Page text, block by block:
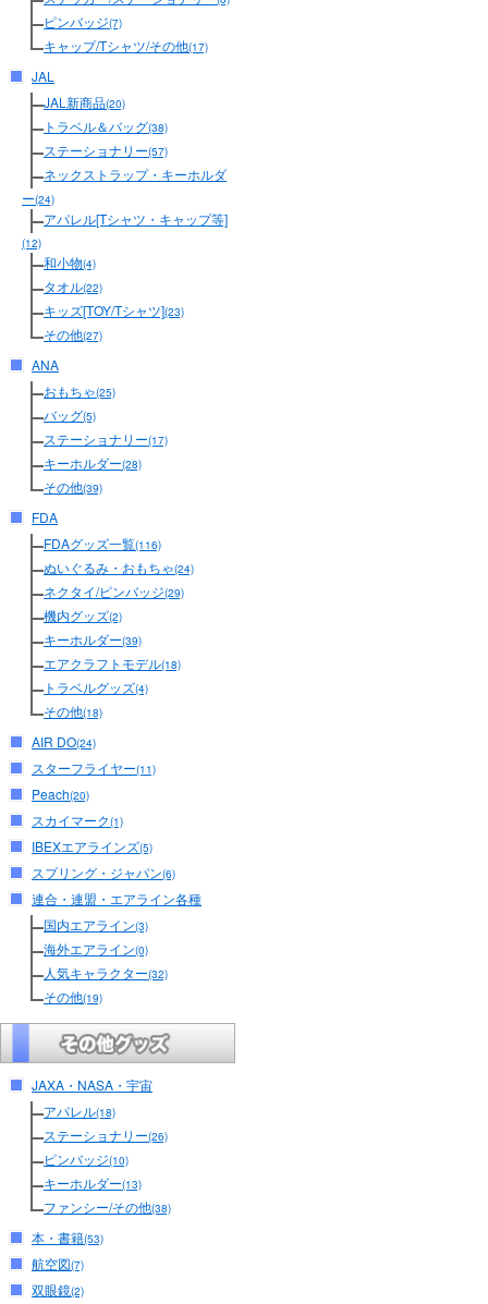
ピンバッジ(7)
キャップ/Tシャツ/その他(17)
JAL
JAL新商品(20)
トラベル＆バッグ(38)
ステーショナリー(57)
ネックストラップ・キーホルダ
ー(24)
アパレル[Tシャツ・キャップ等]
(12)
和小物(4)
タオル(22)
キッズ[TOY/Tシャツ](23)
その他(27)
ANA
おもちゃ(25)
バッグ(5)
ステーショナリー(17)
キーホルダー(28)
その他(39)
FDA
FDAグッズ一覧(116)
ぬいぐるみ・おもちゃ(24)
ネクタイ/ピンバッジ(29)
機内グッズ(2)
キーホルダー(39)
エアクラフトモデル(18)
トラベルグッズ(4)
その他(18)
AIR DO(24)
スターフライヤー(11)
Peach(20)
スカイマーク(1)
IBEXエアラインズ(5)
スプリング・ジャパン(6)
連合・連盟・エアライン各種
国内エアライン(3)
海外エアライン(0)
人気キャラクター(32)
その他(19)
JAXA・NASA・宇宙
アパレル(18)
ステーショナリー(26)
ピンバッジ(10)
キーホルダー(13)
ファンシー/その他(38)
本・書籍(53)
航空図(7)
双眼鏡(2)